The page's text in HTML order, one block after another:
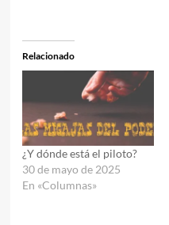
Relacionado
¿Y dónde está el piloto?
30 de mayo de 2025
En «Columnas»